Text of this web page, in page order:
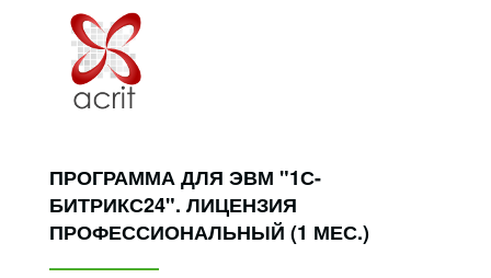
ПРОГРАММА ДЛЯ ЭВМ "1С-
БИТРИКС24". ЛИЦЕНЗИЯ
ПРОФЕССИОНАЛЬНЫЙ (1 МЕС.)